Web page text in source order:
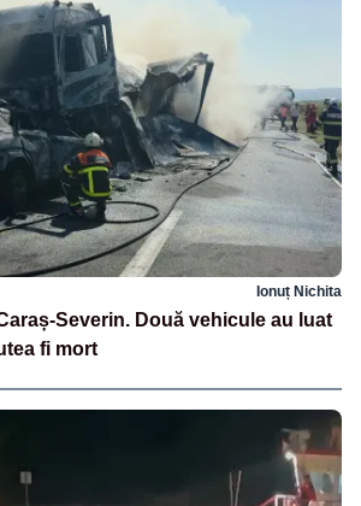
Ionuț Nichita
Severin. Două vehicule au luat
fi mort